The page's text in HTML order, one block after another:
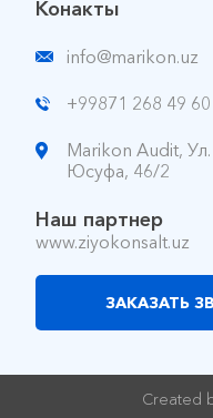
Конакты
info@marikon.uz
+99871 268 49 60
Marikon Audit,
Юсуфа, 46/2
Наш партнер
www.ziyokonsalt.uz
ЗАКАЗАТЬ
Created